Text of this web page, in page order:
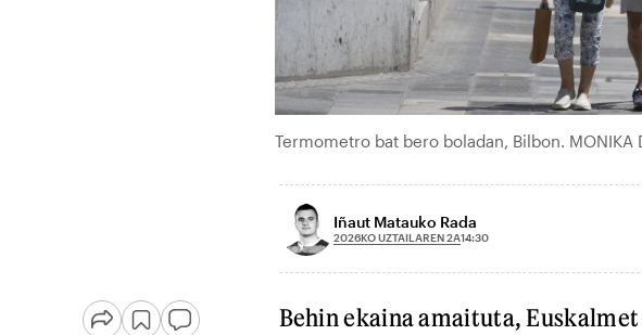
Termometro bat bero boladan, Bilbon. MONIKA
Iñaut Matauko Rada
2026KO UZTAILAREN 2A14:30
Behin ekaina amaituta,